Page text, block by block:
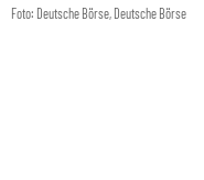
Foto: Deutsche Börse, Deutsche Börse